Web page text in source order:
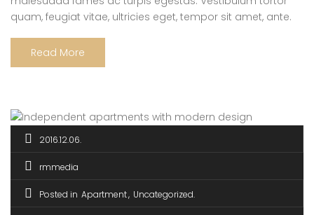
quam, feugiat vitae, ultricies eget, tempor sit amet, ante.
ultricies mi vitae est. Mauris placerat eleifend leo. Quisque
sit amet est et sapien ullamcorper pharetra. Vestibulum
Read More
2016.12.06.
rmmedia
Posted in Apartment Uncategorized